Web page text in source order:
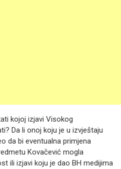
kojoj izjavi Visokog
Da li onoj koju je u izvještaju
da bi eventualna primjena
Kovačević mogla
ili izjavi koju je dao BH medijima